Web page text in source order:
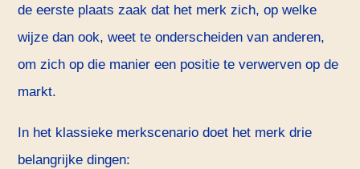
de eerste plaats zaak dat het merk zich, op welke
wijze dan ook, weet te onderscheiden van anderen,
om zich op die manier een positie te verwerven op de
markt.
In het klassieke merkscenario doet het merk drie
belangrijke dingen: